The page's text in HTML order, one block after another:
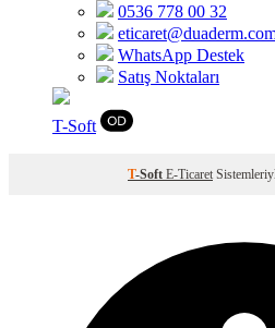
0536 778 00 32
WhatsApp Destek
Satış Noktaları
T-Soft
T-Soft E-Ticaret